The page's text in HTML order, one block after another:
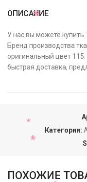
ОПИСАНИЕ
У нас вы можете купить
Бренд производства
оригинальный цвет
быстрая доставка,
Категории:
ПОХОЖИЕ